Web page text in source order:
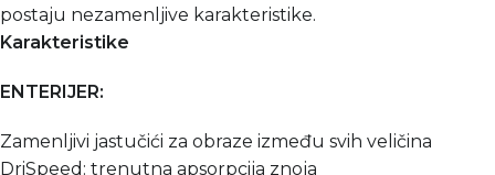
postaju nezamenljive karakteristike.
Karakteristike
ENTERIJER:
Zamenljivi jastučići za obraze između svih veličina
DriSpeed: trenutna apsorpcija znoja